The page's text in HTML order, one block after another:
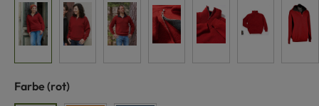
Farbe auswählen
(rot)